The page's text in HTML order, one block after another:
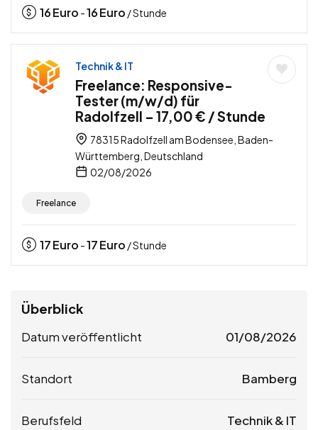
16Euro -16Euro / Stunde
Technik & IT
Freelance: Responsive-
Tester (m/w/d) für
Radolfzell – 17,00 € / Stunde
78315 Radolfzell am Bodensee, Baden-
Württemberg, Deutschland
02/08/2026
Freelance
17Euro -17Euro / Stunde
Überblick
Datum veröffentlicht 01/08/2026
Standort Bamberg
Berufsfeld Technik & IT